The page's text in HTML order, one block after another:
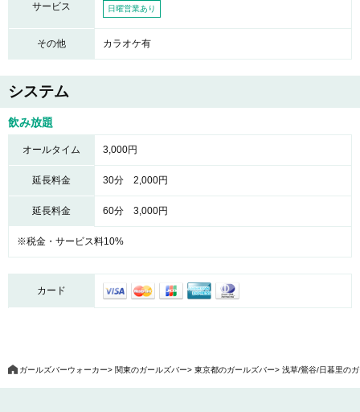
サービス
日曜営業あり
その他 カラオケ有
システム
飲み放題
オールタイム 3,000円
延長料金 30分 2,000円
延長料金 60分 3,000円
※税金・サービス料10%
カード
ガールズバーウォーカー 関東のガールズバー 東京都のガールズバー 浅草/鶯谷/日暮里の